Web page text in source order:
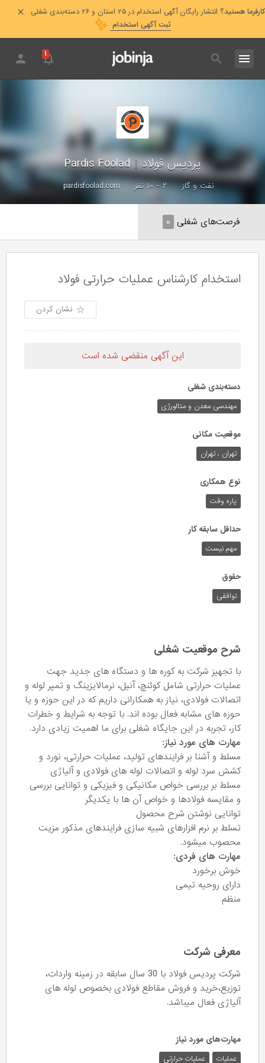
کارفرما هستید؟ انتشار رایگان آگهی استخدام در ۲۵ استان و ۲۶ دسته‌بندی شغلی
ثبت آگهی استخدام
۱
پردیس فولاد|
Pardis Foolad
نفت و گاز ۲ - ۱۰ نفر pardisfoolad.com
فرصت‌های شغلی ۰
استخدام کارشناس عملیات حرارتی فولاد
نشان کردن
این آگهی منقضی شده است
دسته‌بندی شغلی
مهندسی معدن و متالورژی
موقعیت مکانی
تهران ، تهران
نوع همکاری
پاره وقت
حداقل سابقه کار
مهم نیست
حقوق
توافقی
شرح موقعیت شغلی
با تجهیز شرکت به کوره ها و دستگاه های جدید جهت
عملیات حرارتی شامل کوئنچ، آنیل، نرمالایزینگ و تمپر لوله و
اتصالات فولادی، نیاز به همکارانی داریم که در این حوزه و یا
حوزه های مشابه فعال بوده اند. با توجه به شرایط و خطرات
کار، تجربه در این جایگاه شغلی برای ما اهمیت زیادی دارد.
مهارت های مورد نیاز:
مسلط و آشنا بر فرایندهای تولید، عملیات حرارتی، نورد و
کشش سرد لوله و اتصالات لوله های فولادی و آلیاژی
مسلط بر بررسی خواص مکانیکی و فیزیکی و توانایی بررسی
و مقایسه فولادها و خواص آن ها با یکدیگر
توانایی نوشتن شرح محصول
تسلط بر نرم افزارهای شبیه سازی فرایندهای مذکور مزیت
محصوب میشود.
مهارت های فردی:
خوش برخورد
دارای روحیه تیمی
منظم
معرفی شرکت
شرکت پردیس فولاد با 30 سال سابقه در زمینه واردات،
توزیع،خرید و فروش مقاطع فولادی بخصوص لوله های
آلیاژی فعال میباشد.
مهارت‌های مورد نیاز
عملیات عملیات حرارتی